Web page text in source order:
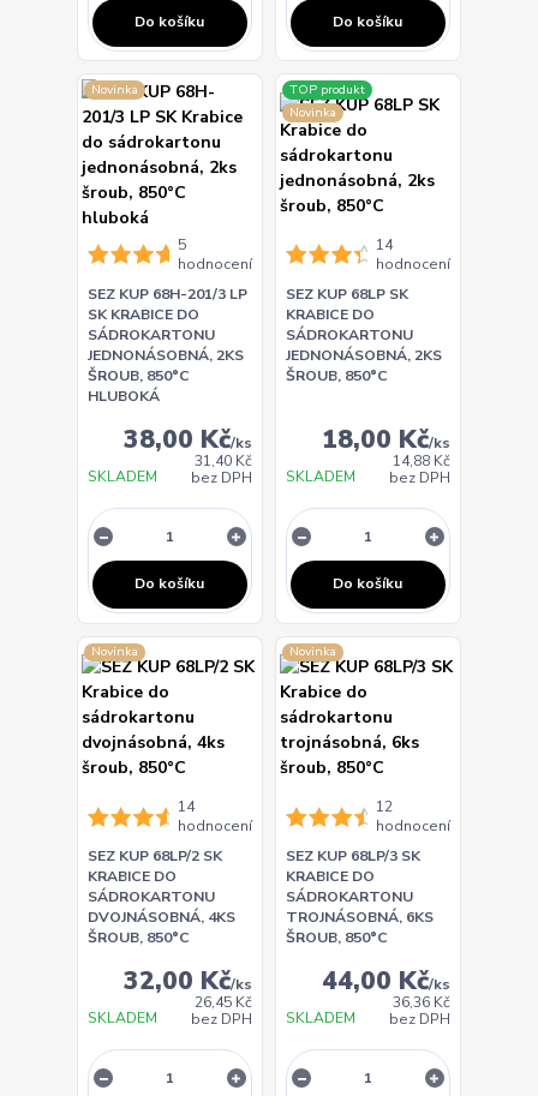
Do košíku Do košíku
Novinka
5
hodnocení
SEZ KUP 68H-201/3 LP
SK KRABICE DO
SÁDROKARTONU
JEDNONÁSOBNÁ, 2KS
ŠROUB, 850°C
HLUBOKÁ
38,00 Kč/ks
31,40 Kč
bez DPH
SKLADEM
Do košíku
TOP produkt
Novinka
14
hodnocení
SEZ KUP 68LP SK
KRABICE DO
SÁDROKARTONU
JEDNONÁSOBNÁ, 2KS
ŠROUB, 850°C
18,00 Kč/ks
14,88 Kč
bez DPH
SKLADEM
Do košíku
Novinka
14
hodnocení
SEZ KUP 68LP/2 SK
KRABICE DO
SÁDROKARTONU
DVOJNÁSOBNÁ, 4KS
ŠROUB, 850°C
32,00 Kč/ks
26,45 Kč
bez DPH
SKLADEM
Novinka
12
hodnocení
SEZ KUP 68LP/3 SK
KRABICE DO
SÁDROKARTONU
TROJNÁSOBNÁ, 6KS
ŠROUB, 850°C
44,00 Kč/ks
36,36 Kč
bez DPH
SKLADEM